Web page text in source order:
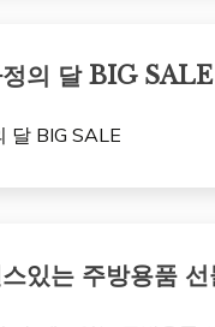
의 달 BIG SALE
있는 주방용품 선